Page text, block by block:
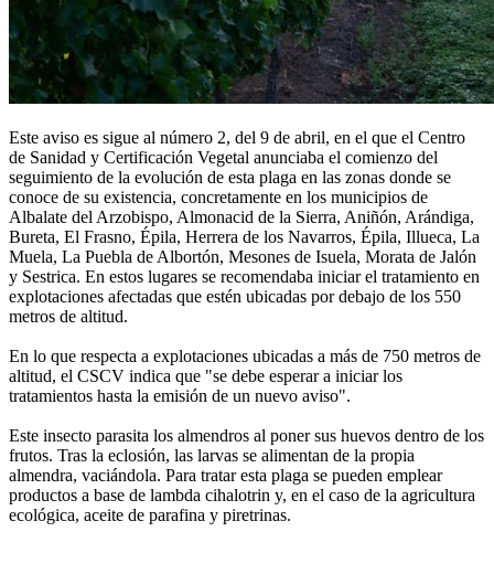
Este aviso es sigue al número 2, del 9 de abril, en el que el Centro
de Sanidad y Certificación Vegetal anunciaba el comienzo del
seguimiento de la evolución de esta plaga en las zonas donde se
conoce de su existencia, concretamente en los municipios de
Albalate del Arzobispo, Almonacid de la Sierra, Aniñón, Arándiga,
Bureta, El Frasno, Épila, Herrera de los Navarros, Épila, Illueca, La
Muela, La Puebla de Albortón, Mesones de Isuela, Morata de Jalón
y Sestrica. En estos lugares se recomendaba iniciar el tratamiento en
explotaciones afectadas que estén ubicadas por debajo de los 550
metros de altitud.
En lo que respecta a explotaciones ubicadas a más de 750 metros de
altitud, el CSCV indica que "se debe esperar a iniciar los
tratamientos hasta la emisión de un nuevo aviso".
Este insecto parasita los almendros al poner sus huevos dentro de los
frutos. Tras la eclosión, las larvas se alimentan de la propia
almendra, vaciándola. Para tratar esta plaga se pueden emplear
productos a base de lambda cihalotrin y, en el caso de la agricultura
ecológica, aceite de parafina y piretrinas.